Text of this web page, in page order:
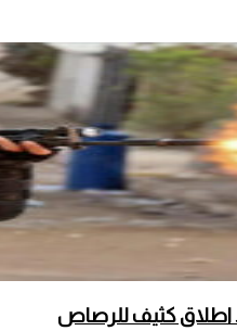
اطلاق كثيف للرصاص